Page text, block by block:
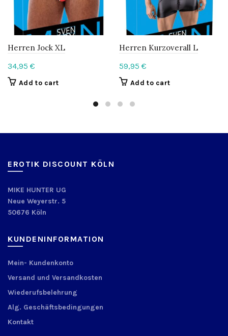
Herren Jock XL
34,95 €
Add to cart
Herren Kurzoverall L
59,95 €
Add to cart
EROTIK DISCOUNT KÖLN
MIKE HUNTER UG
Neue Weyerstr. 5
50676 Köln
KUNDENINFORMATION
Mein- Kundenkonto
Versand und Versandkosten
Wiederufsbelehrung
Alg. Geschäftsbedingungen
Kontakt